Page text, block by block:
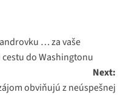
… za vaše
do Washingtonu
Next:
obviňujú z neúspešnej